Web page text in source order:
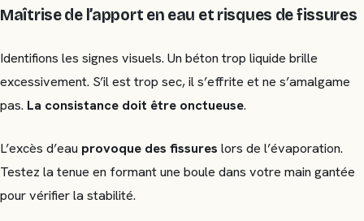
Maîtrise de l’apport en eau et risques de fissures
Identifions les signes visuels. Un béton trop liquide brille
excessivement. S’il est trop sec, il s’effrite et ne s’amalgame
pas. La consistance doit être onctueuse.
L’excès d’eau provoque des fissures lors de l’évaporation.
Testez la tenue en formant une boule dans votre main gantée
pour vérifier la stabilité.